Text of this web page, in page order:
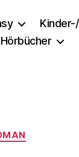
Hörbücher